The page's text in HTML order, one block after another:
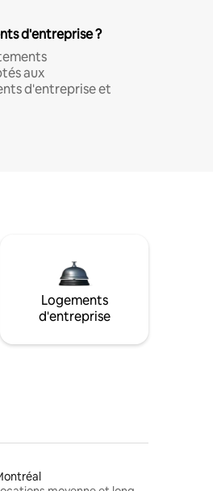
d'entreprise ?
aux
d'entreprise et
Logements
d'entreprise